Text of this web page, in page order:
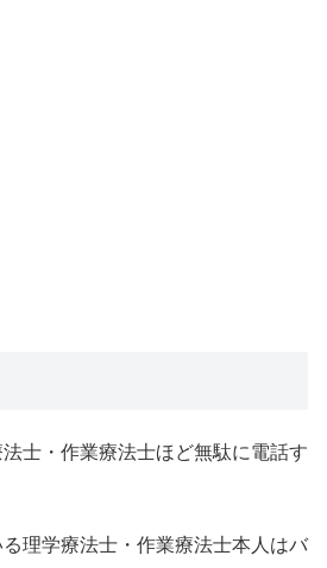
士・作業療法士ほど無駄に電話す
理学療法士・作業療法士本人はバ